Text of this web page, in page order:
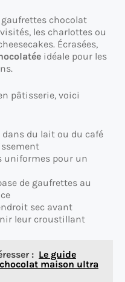
chocolat
les charlottes ou
Écrasées,
idéale pour les
pâtisserie, voici
dans du lait ou du café
uniformes pour un
de gaufrettes au
sec avant
leur croustillant
: Le guide
maison ultra